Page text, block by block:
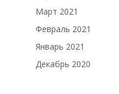
Март 2021
Февраль 2021
Январь 2021
Декабрь 2020